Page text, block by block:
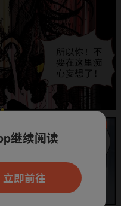
可打开App新用
看
继续阅读
立即前往